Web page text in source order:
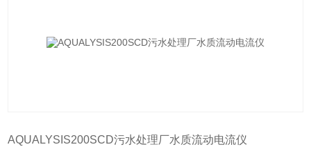
AQUALYSIS200SCD污水处理厂水质流动电流仪